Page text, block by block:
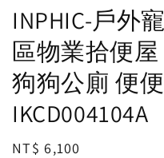
INPHIC-戶外
區物業拾便
狗狗公廁 便
IKCD004104A
Regular
NT$ 6,100